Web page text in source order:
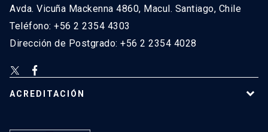
Avda. Vicuña Mackenna 4860, Macul. Santiago, Chile
Teléfono: +56 2 2354 4303
Dirección de Postgrado: +56 2 2354 4028
ACREDITACIÓN